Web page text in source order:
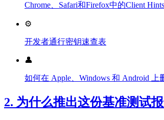
Chrome、Safari和Firefox中的Client
⚙️
开发者通行密钥速查表
👤
如何在 Apple、Windows 和 Android 上
2. 为什么推出这份基准测试